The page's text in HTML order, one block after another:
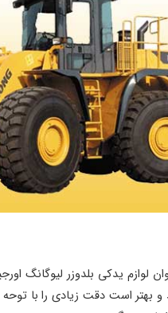
یدکی بلدوزر لیوگانگ
بهتر است دقت زیادی را با